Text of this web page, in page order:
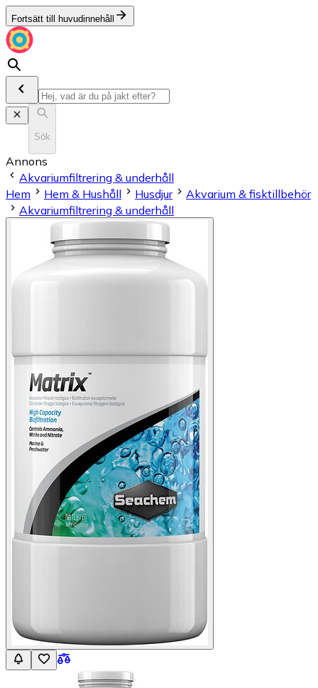
Fortsätt till huvudinnehåll
Sök
Annons
Akvariumfiltrering & underhåll
Hem
Hem & Hushåll Husdjur
Akvarium & fisktillbehör
Akvariumfiltrering & underhåll